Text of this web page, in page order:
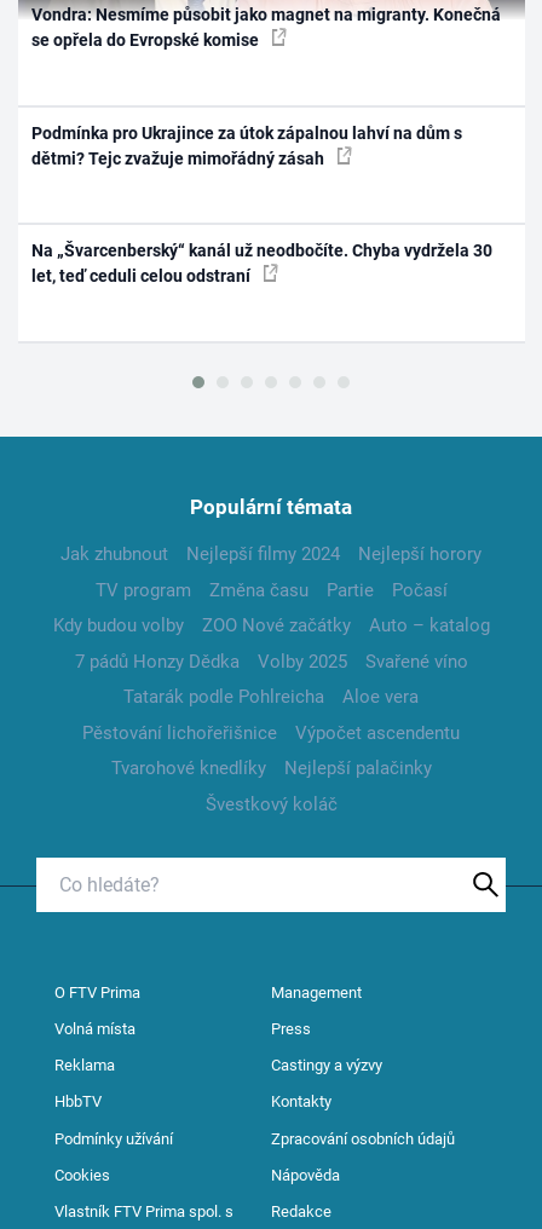
Vondra: Nesmíme působit jako magnet na migranty. Konečná
se opřela do Evropské komise
Podmínka pro Ukrajince za útok zápalnou lahví na dům s
dětmi? Tejc zvažuje mimořádný zásah
Na „Švarcenberský“ kanál už neodbočíte. Chyba vydržela 30
let, teď ceduli celou odstraní
Populární témata
Jak zhubnout Nejlepší filmy 2024
Nejlepší horory
TV program
Změna času Partie
Počasí
Kdy budou volby
ZOO Nové začátky
Auto – katalog
7 pádů Honzy Dědka
Volby 2025
Svařené víno
Tatarák podle Pohlreicha
Aloe vera
Pěstování lichořeřišnice
Výpočet ascendentu
Tvarohové knedlíky
Nejlepší palačinky
Švestkový koláč
O FTV Prima Management
Volná místa Press
Reklama Castingy a výzvy
HbbTV Kontakty
Podmínky užívání Zpracování osobních údajů
Cookies Nápověda
Vlastník FTV Prima spol. s
Redakce